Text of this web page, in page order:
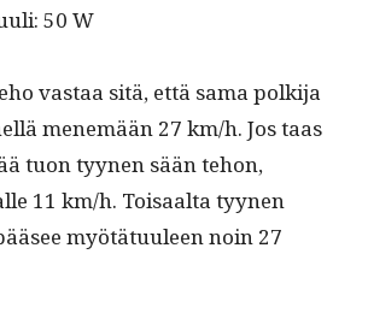
50 W
vas­taa sitä, että sama polk­i­ja
men­emään 27 km/h. Jos taas
tuon tyy­nen sään tehon,
11 km/h. Toisaal­ta tyy­nen
myötä­tu­uleen noin 27